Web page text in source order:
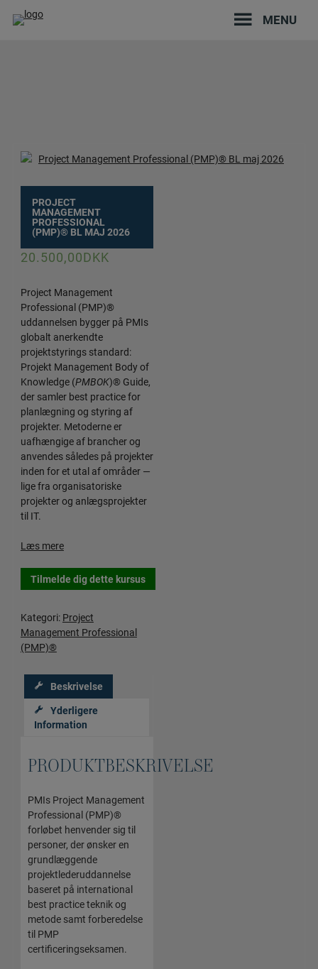
MENU
PROJECT
MANAGEMENT
PROFESSIONAL
(PMP)® BL MAJ 2026
20.500,00DKK
Project Management
Professional (PMP)®
uddannelsen bygger på PMIs
globalt anerkendte
projektstyrings standard:
Projekt Management Body of
Knowledge (PMBOK)® Guide,
der samler best practice for
planlægning og styring af
projekter. Metoderne er
uafhængige af brancher og
anvendes således på projekter
inden for et utal af områder —
lige fra organisatoriske
projekter og anlægsprojekter
til IT.
Læs mere
Tilmelde dig dette kursus
Kategori: Project
Management Professional
(PMP)®
Beskrivelse
Yderligere
Information
PRODUKTBESKRIVELSE
PMIs Project Management
Professional (PMP)®
forløbet henvender sig til
personer, der ønsker en
grundlæggende
projektlederuddannelse
baseret på international
best practice teknik og
metode samt forberedelse
til PMP
certificeringseksamen.